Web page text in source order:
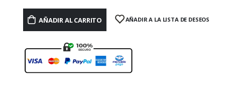
AÑADIR AL CARRITO AÑADIR A LA LISTA DE DESEOS